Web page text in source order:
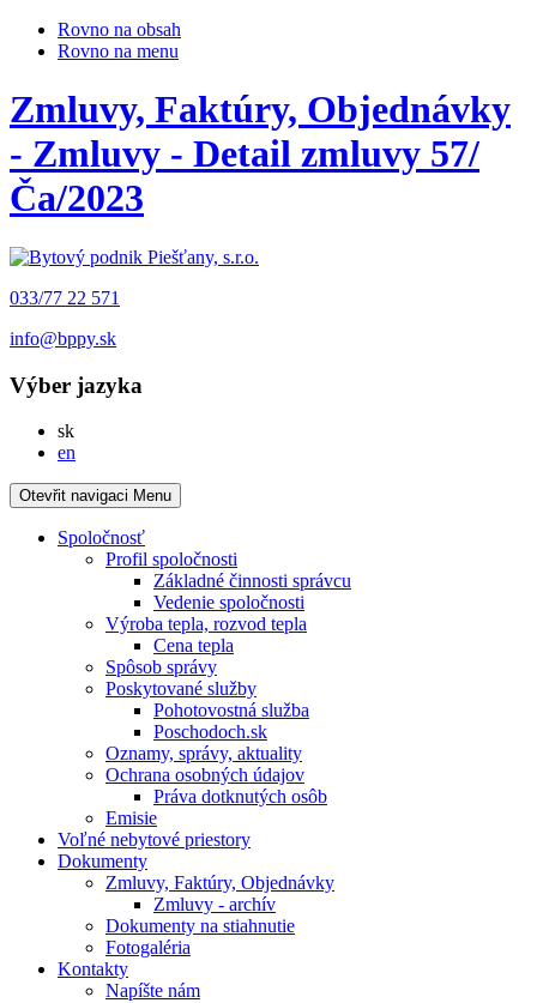
Rovno na obsah
Rovno na menu
Zmluvy, Faktúry, Objednávky
- Zmluvy - Detail zmluvy 57/
Ča/2023
033/77 22 571
info@bppy.sk
Výber jazyka
skSlovensky
en
Otevřit navigaci Menu
Spoločnosť
Profil spoločnosti
Základné činnosti správcu
Vedenie spoločnosti
Výroba tepla, rozvod tepla
Cena tepla
Spôsob správy
Poskytované služby
Pohotovostná služba
Poschodoch.sk
Oznamy, správy, aktuality
Ochrana osobných údajov
Práva dotknutých osôb
Emisie
Voľné nebytové priestory
Dokumenty
Zmluvy, Faktúry, Objednávky
Zmluvy - archív
Dokumenty na stiahnutie
Fotogaléria
Kontakty
Napíšte nám